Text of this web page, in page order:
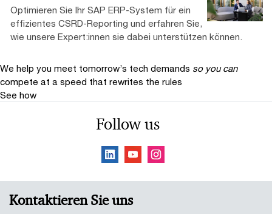
Optimieren Sie Ihr SAP ERP-System für ein
effizientes CSRD-Reporting und erfahren Sie,
wie unsere Expert:innen sie dabei unterstützen können.
We help you meet tomorrow’s tech demands so you can
compete at a speed that rewrites the rules
See how
Follow us
Kontaktieren Sie uns